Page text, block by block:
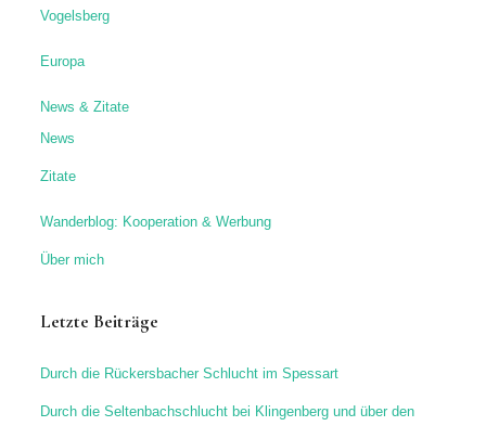
Vogelsberg
Europa
News & Zitate
News
Zitate
Wanderblog: Kooperation & Werbung
Über mich
Letzte Beiträge
Durch die Rückersbacher Schlucht im Spessart
Durch die Seltenbachschlucht bei Klingenberg und über den